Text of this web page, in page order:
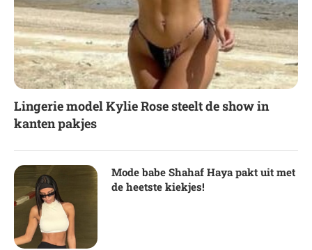
Lingerie model Kylie Rose steelt de show in
kanten pakjes
Mode babe Shahaf Haya pakt uit met
de heetste kiekjes!